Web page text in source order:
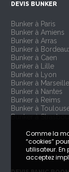
DEVIS BUNKER
Bunker à Paris
Bunker à Amiens
Bunker à Arras
Bunker à
Bunker à Caen
Bunker à Lille
Bunker à Lyon
Bunker à Marseille
Bunker à Nantes
Bunker à Reims
Bunker à
Bunker à
Comme la
“cookies”
utilisateur.
acceptez